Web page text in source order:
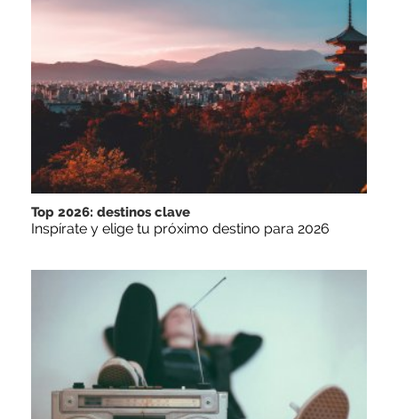
Top 2026: destinos clave
Inspírate y elige tu próximo destino para 2026